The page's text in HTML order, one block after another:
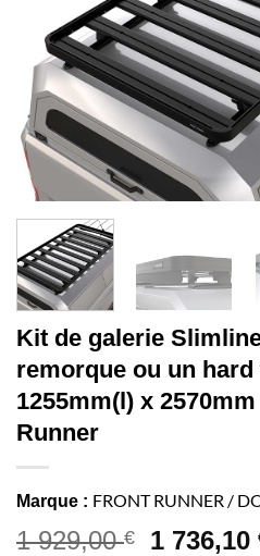
Kit de galerie
remorque ou un
1255mm(l) x
Runner
Marque : FRONT RUNNER /
1 929,00€ 1 736,10